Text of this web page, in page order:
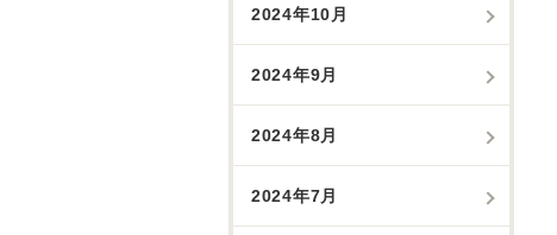
2024年10月
2024年9月
2024年8月
2024年7月